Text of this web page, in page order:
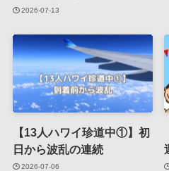
2026-07-13
【13人ハワイ珍道中①】初
日から波乱の連続
2026-07-06